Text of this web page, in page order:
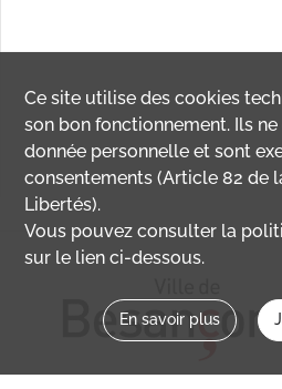
Ce site utilise descookies
son bon fonctionnement. Ils
donnée personnelle et sont
consentements (Article 82 de
Libertés).
Vous pouvez consulter la
sur le lien ci-dessous.
En savoir plus